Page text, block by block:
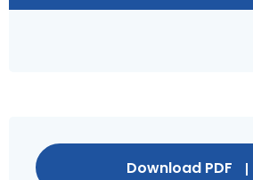
Download PDF